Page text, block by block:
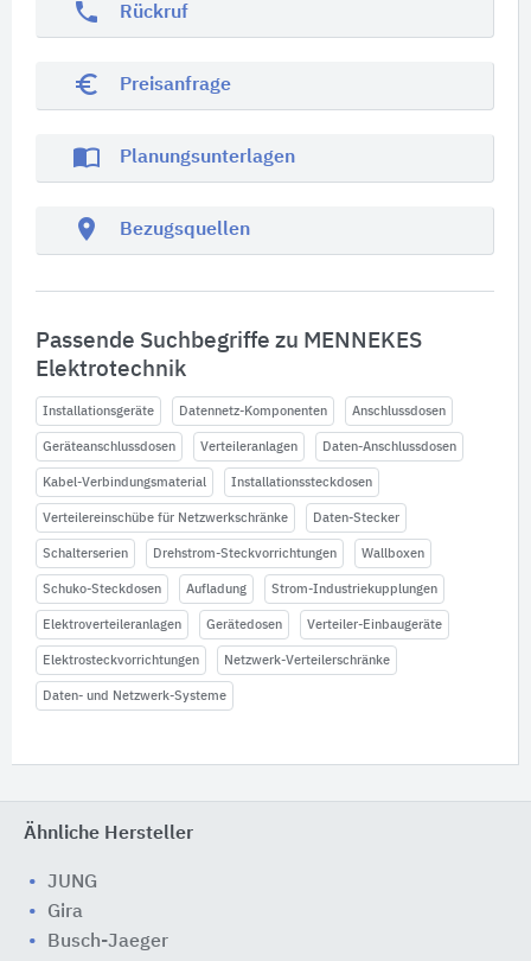
phone Rückruf
euro_symbol Preisanfrage
import_contacts Planungsunterlagen
location_on Bezugsquellen
Passende Suchbegriffe zu MENNEKES
Elektrotechnik
Installationsgeräte Datennetz-Komponenten Anschlussdosen
Geräteanschlussdosen Verteileranlagen Daten-Anschlussdosen
Kabel-Verbindungsmaterial Installationssteckdosen
Verteilereinschübe für Netzwerkschränke Daten-Stecker
Schalterserien Drehstrom-Steckvorrichtungen Wallboxen
Schuko-Steckdosen Aufladung Strom-Industriekupplungen
Elektroverteileranlagen Gerätedosen Verteiler-Einbaugeräte
Elektrosteckvorrichtungen Netzwerk-Verteilerschränke
Daten- und Netzwerk-Systeme
Ähnliche Hersteller
JUNG
Gira
Busch-Jaeger